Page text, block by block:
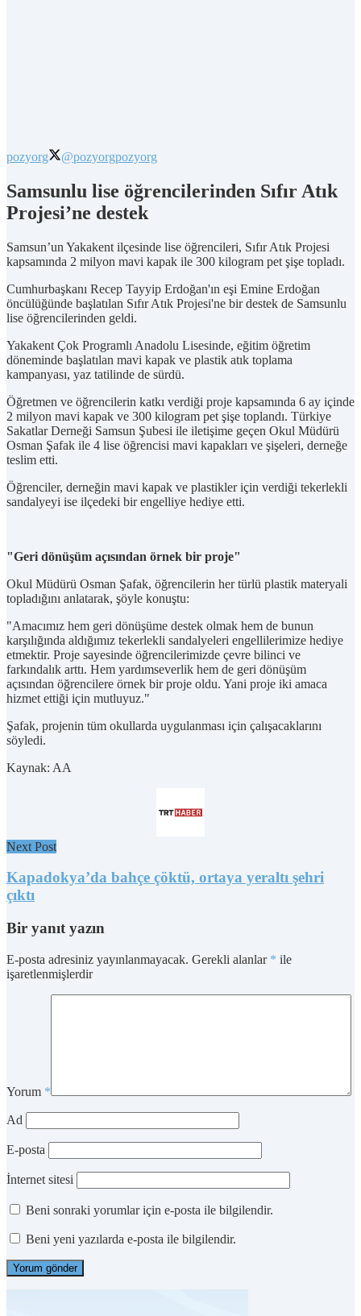
pozyorg @pozyorgpozyorg
Samsunlu lise öğrencilerinden Sıfır Atık
Projesi’ne destek
Samsun’un Yakakent ilçesinde lise öğrencileri, Sıfır Atık Projesi
kapsamında 2 milyon mavi kapak ile 300 kilogram pet şişe topladı.
Cumhurbaşkanı Recep Tayyip Erdoğan'ın eşi Emine Erdoğan
öncülüğünde başlatılan Sıfır Atık Projesi'ne bir destek de Samsunlu
lise öğrencilerinden geldi.
Yakakent Çok Programlı Anadolu Lisesinde, eğitim öğretim
döneminde başlatılan mavi kapak ve plastik atık toplama
kampanyası, yaz tatilinde de sürdü.
Öğretmen ve öğrencilerin katkı verdiği proje kapsamında 6 ay içinde
2 milyon mavi kapak ve 300 kilogram pet şişe toplandı. Türkiye
Sakatlar Derneği Samsun Şubesi ile iletişime geçen Okul Müdürü
Osman Şafak ile 4 lise öğrencisi mavi kapakları ve şişeleri, derneğe
teslim etti.
Öğrenciler, derneğin mavi kapak ve plastikler için verdiği tekerlekli
sandalyeyi ise ilçedeki bir engelliye hediye etti.
"Geri dönüşüm açısından örnek bir proje"
Okul Müdürü Osman Şafak, öğrencilerin her türlü plastik materyali
topladığını anlatarak, şöyle konuştu:
"Amacımız hem geri dönüşüme destek olmak hem de bunun
karşılığında aldığımız tekerlekli sandalyeleri engellilerimize hediye
etmektir. Proje sayesinde öğrencilerimizde çevre bilinci ve
farkındalık arttı. Hem yardımseverlik hem de geri dönüşüm
açısından öğrencilere örnek bir proje oldu. Yani proje iki amaca
hizmet ettiği için mutluyuz."
Şafak, projenin tüm okullarda uygulanması için çalışacaklarını
söyledi.
Kaynak: AA
Next Post
Kapadokya’da bahçe çöktü, ortaya yeraltı şehri
çıktı
Bir yanıt yazın
E-posta adresiniz yayınlanmayacak. Gerekli alanlar * ile
işaretlenmişlerdir
Yorum *
Ad
E-posta
İnternet sitesi
Beni sonraki yorumlar için e-posta ile bilgilendir.
Beni yeni yazılarda e-posta ile bilgilendir.